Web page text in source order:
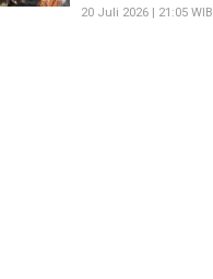
20 Juli 2026 | 21:05 WIB